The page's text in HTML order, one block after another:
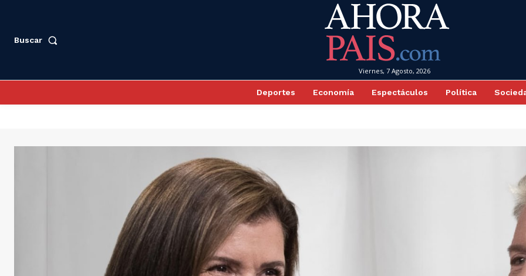
Buscar
Viernes, 7 Agosto, 2026
Deportes Economía Espectáculos Política